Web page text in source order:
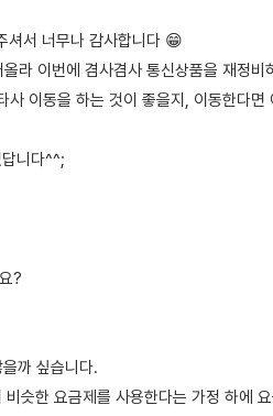
셔서 너무나 감사합니다 😁
라 이번에 겸사겸사 통신상품을 재정
이동을 하는 것이 좋을지, 이동한다면
니다^^;
?
까 싶습니다.
슷한 요금제를 사용한다는 가정 하에